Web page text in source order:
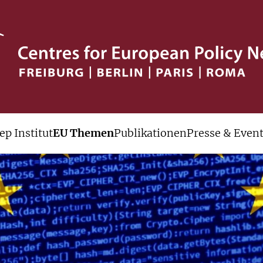
InstitutEU ThemenPublikationenPresse &